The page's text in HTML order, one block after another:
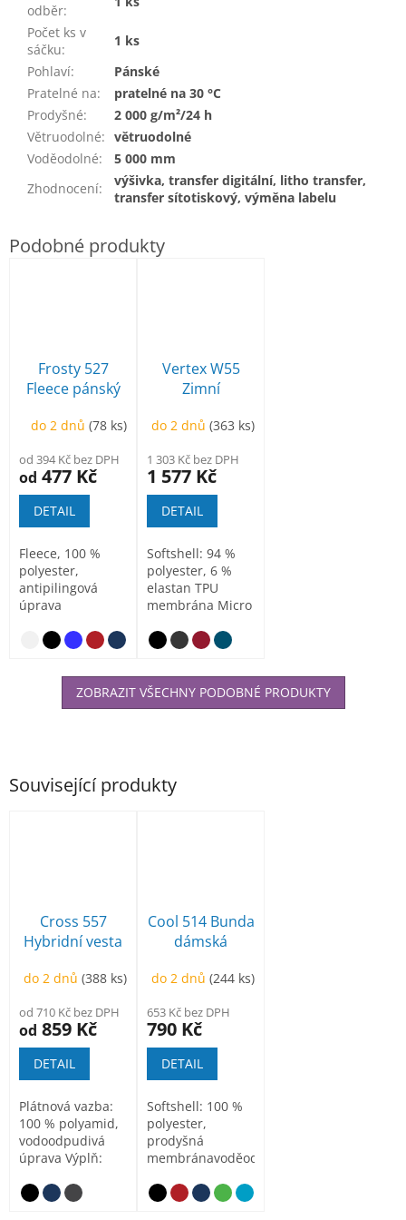
Související produkty
Cross 557
Hybridní vesta
do 2 dnů(388 ks)
od 710 Kč bez DPH
od 859 Kč
DETAIL
Plátnová vazba:
100 % polyamid,
vodoodpudivá
úprava Výplň:
Softshell:...
Cool 514 Bunda
dámská
do 2 dnů(244 ks)
653 Kč bez DPH
790 Kč
DETAIL
Softshell: 100 %
polyester,
prodyšná
membránavoděodolnost
prodyšnost 2
odběr:
Počet ks v
sáčku:
1 ks
Pohlaví:
Pánské
Pratelné na:
pratelné na 30 °C
Prodyšné:
2 000 g/m²/24 h
Větruodolné: větruodolné
Voděodolné:
5 000 mm
Zhodnocení:
výšivka, transfer digitální, litho transfer,
transfer sítotiskový, výměna labelu
Frosty 527
Fleece pánský
do 2 dnů(78 ks)
od 394 Kč bez DPH
od 477 Kč
DETAIL
Fleece, 100 %
polyester,
antipilingová
úprava
Vertex W55
Zimní
bunda pánská
do 2 dnů(363 ks)
1 303 Kč bez DPH
1 577 Kč
DETAIL
Softshell: 94 %
polyester, 6 %
elastan TPU
membrána Micro
polyester,...
ZOBRAZIT VŠECHNY PODOBNÉ PRODUKTY